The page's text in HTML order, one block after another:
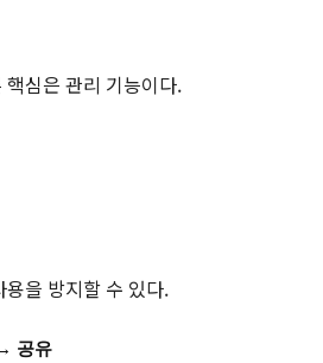
심은 관리 기능이다.
을 방지할 수 있다.
공유